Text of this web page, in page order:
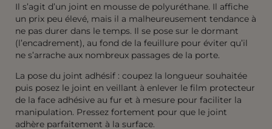
Il s’agit d’un joint en mousse de polyuréthane. Il affiche
un prix peu élevé, mais il a malheureusement tendance à
ne pas durer dans le temps. Il se pose sur le dormant
(l’encadrement), au fond de la feuillure pour éviter qu’il
ne s’arrache aux nombreux passages de la porte.
La pose du joint adhésif : coupez la longueur souhaitée
puis posez le joint en veillant à enlever le film protecteur
de la face adhésive au fur et à mesure pour faciliter la
manipulation. Pressez fortement pour que le joint
adhère parfaitement à la surface.